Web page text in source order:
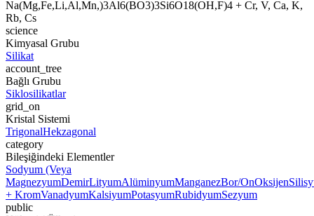
Na(Mg,Fe,Li,Al,Mn,)3Al6(BO3)3Si6O18(OH,F)4 + Cr, V, Ca, K,
Rb, Cs
science
Kimyasal Grubu
Silikat
account_tree
Bağlı Grubu
Siklosilikatlar
grid_on
Kristal Sistemi
TrigonalHekzagonal
category
Bileşiğindeki Elementler
Sodyum (Veya
MagnezyumDemirLityumAlüminyumManganezBor/OnOksijen
+ KromVanadyumKalsiyumPotasyumRubidyumSezyum
public